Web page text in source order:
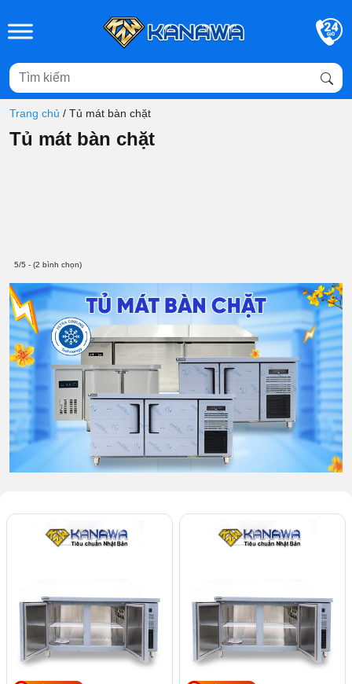
Trang chủ / Tủ mát bàn chặt
Tủ mát bàn chặt
5/5 - (2 bình chọn)